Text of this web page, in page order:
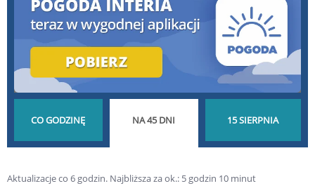
Aktualizacje co 6 godzin. Najbliższa za ok.: 5 godzin 10 minut